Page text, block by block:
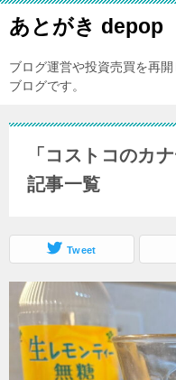
あとがき depop
ブログ運営や投資売買を再
ブログです。
「コストコのカ
記事一覧
Tweet